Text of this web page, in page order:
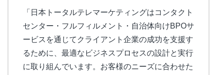
「日本トータルテレマーケティングはコンタクト
センター・フルフィルメント・自治体向けBPOサ
ービスを通じてクライアント企業の成功を支援す
るために、最適なビジネスプロセスの設計と実行
に取り組んでいます。お客様のニーズに合わせた